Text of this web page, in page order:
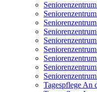
Tagespflege An